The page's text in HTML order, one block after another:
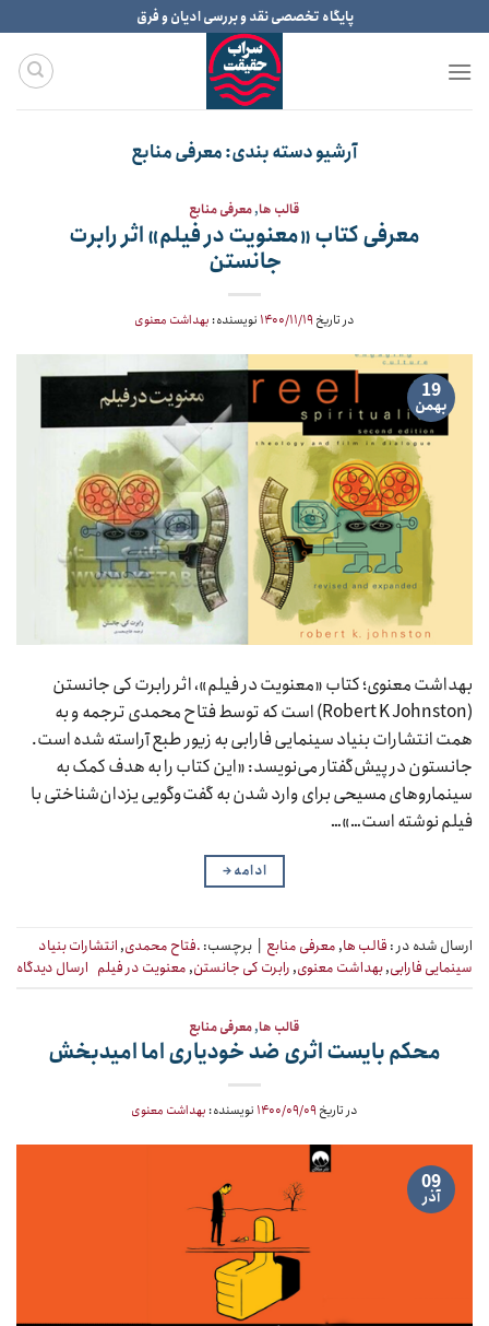
to
content
پایگاه تخصصی نقد و بررسی ادیان و فرق
آرشیو دسته بندی:معرفی منابع
قالب ها,معرفی منابع
معرفی کتاب «معنویت در فیلم» اثر رابرت
جانستن
در تاریخ ۱۴۰۰/۱۱/۱۹ نویسنده: بهداشت معنوی
19
بهمن
بهداشت معنوی؛ کتاب «معنویت در فیلم»، اثر رابرت کی جانستن
(Robert K Johnston) است که توسط فتاح محمدی ترجمه و به
همت انتشارات بنیاد سینمایی فارابی به زیور طبع آراسته شده است.
جانستون در پیش‌گفتار می‌نویسد: «این کتاب را به هدف کمک به
سینماروهای مسیحی برای وارد شدن به گفت‌وگویی یزدان‌شناختی با
فیلم نوشته است…»…
ادامه→
ارسال شده در : قالب ها,معرفی منابع برچسب: .فتاح محمدی,انتشارات بنیاد
سینمایی فارابی,بهداشت معنوی,رابرت کی جانستن,معنویت در فیلم ارسال دیدگاه
قالب ها,معرفی منابع
محکم بایست اثری ضد خودیاری اما امیدبخش
در تاریخ ۱۴۰۰/۰۹/۰۹ نویسنده: بهداشت معنوی
09
آذر